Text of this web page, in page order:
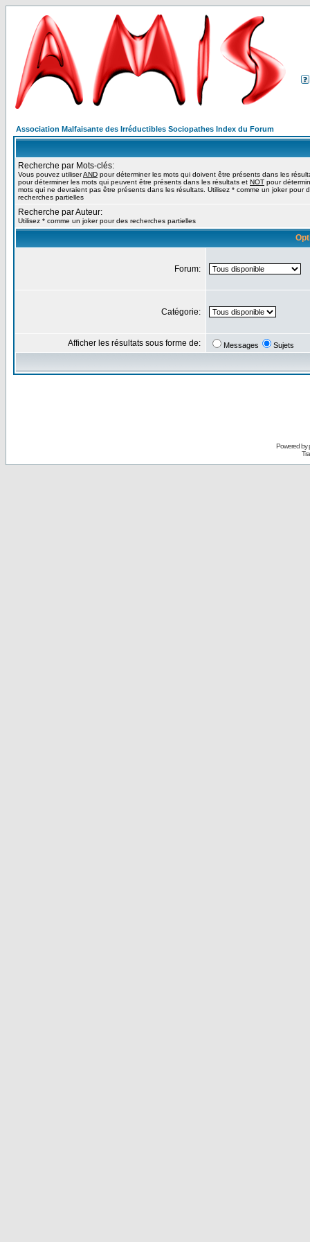
Association Malfaisante des Irréductibles Sociopathes Index du Forum
Recherche par Mots-clés:
Vous pouvez utiliserAND pour déterminer les mots qui doivent être présents dans les
pour déterminer les mots qui peuvent être présents dans les résultats et NOT pour
mots qui ne devraient pas être présents dans les résultats. Utilisez * comme un joker pour
recherches partielles
Recherche par Auteur:
Utilisez * comme un joker pour des recherches partielles
Forum:
Catégorie:
Afficher les résultats sous forme de: Messages Sujets
Powered by